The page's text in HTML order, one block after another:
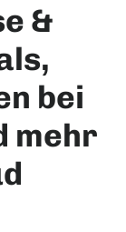
&
bei
mehr